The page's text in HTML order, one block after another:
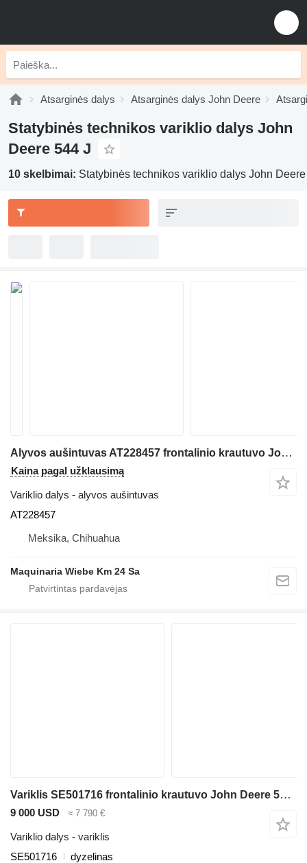
Atsarginės dalys Atsarginės dalys John Deere
Statybinės technikos variklio dalys John
Deere 544 J
10 skelbimai: Statybinės technikos variklio dalys John
Alyvos aušintuvas AT228457 frontalinio krautuvo John Deere 544J
Kaina pagal užklausimą
Variklio dalys - alyvos aušintuvas
AT228457
Meksika, Chihuahua
Maquinaria Wiebe Km 24 Sa
Variklis SE501716 frontalinio krautuvo John Deere 544J
9 000 USD ≈ 7 790 €
Variklio dalys - variklis
SE501716
dyzelinas